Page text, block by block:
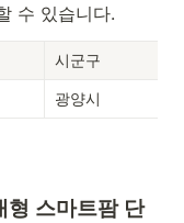
수 있습니다.
시군구
광양시
형 스마트팜 단